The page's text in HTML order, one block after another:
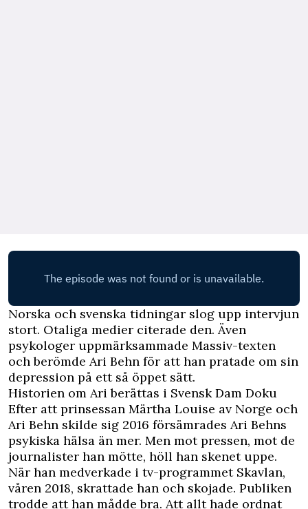
Norska och svenska tidningar slog upp intervjun
stort. Otaliga medier citerade den. Även
psykologer uppmärksammade Massiv-texten
och berömde Ari Behn för att han pratade om sin
depression på ett så öppet sätt.
Historien om Ari berättas i Svensk Dam Doku
Efter att prinsessan Märtha Louise av Norge och
Ari Behn skilde sig 2016 försämrades Ari Behns
psykiska hälsa än mer. Men mot pressen, mot de
journalister han mötte, höll han skenet uppe.
När han medverkade i tv-programmet Skavlan,
våren 2018, skrattade han och skojade. Publiken
trodde att han mådde bra. Att allt hade ordnat